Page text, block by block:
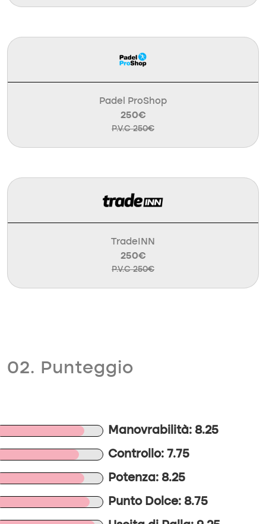
Padel ProShop
250€
P.V.C 250€
TradeINN
250€
P.V.C 250€
02. Punteggio
Manovrabilità: 8.25
Controllo: 7.75
Potenza: 8.25
Punto Dolce: 8.75